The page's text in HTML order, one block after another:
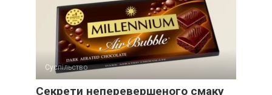
Суспільство
Секрети неперевершеного смаку